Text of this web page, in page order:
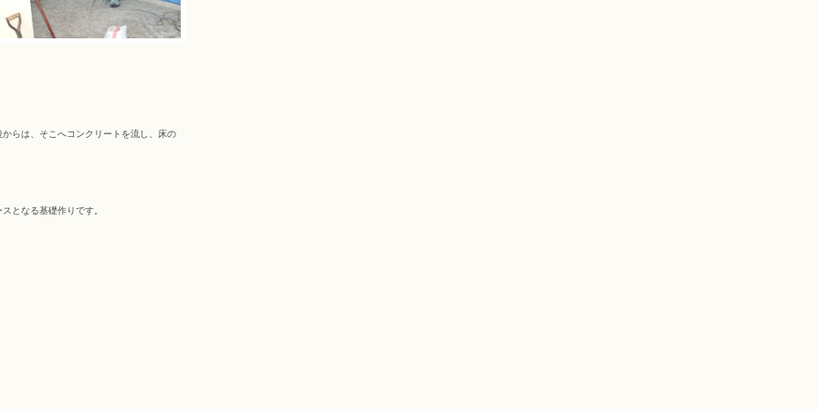
からは、そこへコンクリートを流し、床の
スとなる基礎作りです。